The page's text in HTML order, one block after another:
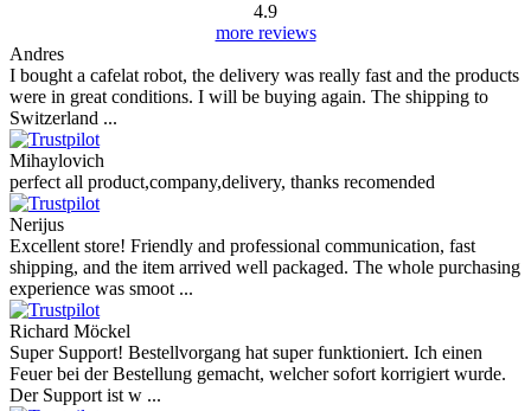
4.9
more reviews
Andres
I bought a cafelat robot, the delivery was really fast and the products
were in great conditions. I will be buying again. The shipping to
Switzerland ...
Mihaylovich
perfect all product,company,delivery, thanks recomended
Nerijus
Excellent store! Friendly and professional communication, fast
shipping, and the item arrived well packaged. The whole purchasing
experience was smoot ...
Richard Möckel
Super Support! Bestellvorgang hat super funktioniert. Ich einen
Feuer bei der Bestellung gemacht, welcher sofort korrigiert wurde.
Der Support ist w ...